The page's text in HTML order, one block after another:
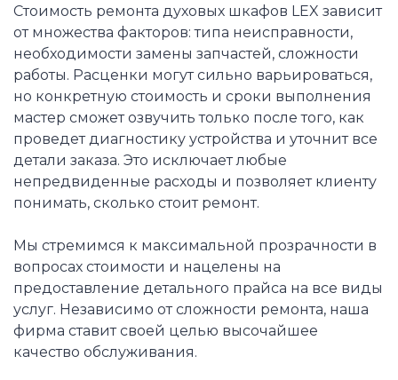
Стоимость ремонта духовых шкафов LEX зависит
от множества факторов: типа неисправности,
необходимости замены запчастей, сложности
работы. Расценки могут сильно варьироваться,
но конкретную стоимость и сроки выполнения
мастер сможет озвучить только после того, как
проведет диагностику устройства и уточнит все
детали заказа. Это исключает любые
непредвиденные расходы и позволяет клиенту
понимать, сколько стоит ремонт.
Мы стремимся к максимальной прозрачности в
вопросах стоимости и нацелены на
предоставление детального прайса на все виды
услуг. Независимо от сложности ремонта, наша
фирма ставит своей целью высочайшее
качество обслуживания.